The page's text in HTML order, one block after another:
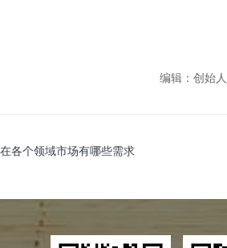
编辑：创始人
各个领域市场有哪些需求